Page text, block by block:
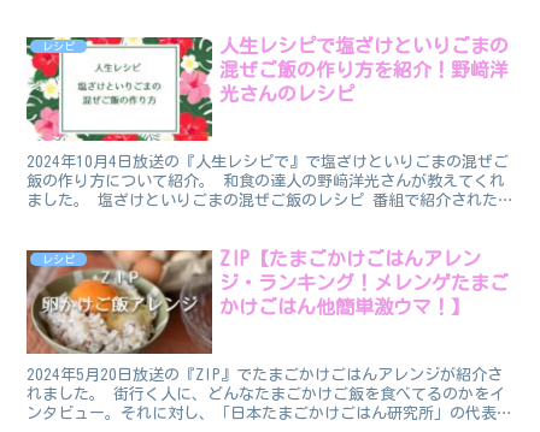
レシピ
人生レシピで塩ざけといりごまの
混ぜご飯の作り方を紹介！野﨑洋
光さんのレシピ
2024年10月4日放送の『人生レシピで』で塩ざけといりごまの混ぜご
飯の作り方について紹介。 和食の達人の野﨑洋光さんが教えてくれ
ました。 塩ざけといりごまの混ぜご飯のレシピ 番組で紹介された
レシピ
ZIP【たまごかけごはんアレン
ジ・ランキング！メレンゲたまご
かけごはん他簡単激ウマ！】
2024年5月20日放送の『ZIP』でたまごかけごはんアレンジが紹介さ
れました。 街行く人に、どんなたまごかけご飯を食べてるのかをイ
ンタビュー。それに対し、「日本たまごかけごはん研究所」の代表理